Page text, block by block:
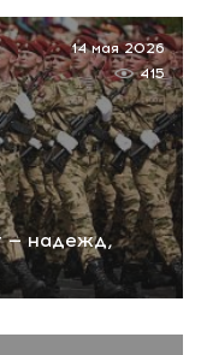
— надежд,
14 мая 2026
415